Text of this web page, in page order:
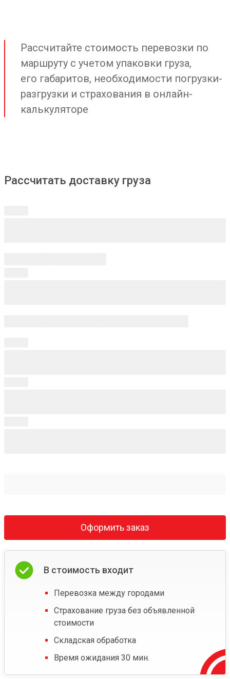
Рассчитайте стоимость перевозки по
маршруту с учетом упаковки груза,
его габаритов, необходимости погрузки-
разгрузки и страхования в онлайн-
калькуляторе
Рассчитать доставку груза
Оформить заказ
В стоимость входит
Перевозка между городами
Страхование груза без объявленной
стоимости
Складская обработка
Время ожидания 30 мин.